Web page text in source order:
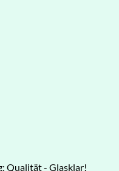
Qualität - Glasklar!